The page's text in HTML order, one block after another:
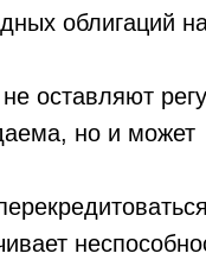
облигаций
оставляют
но и может